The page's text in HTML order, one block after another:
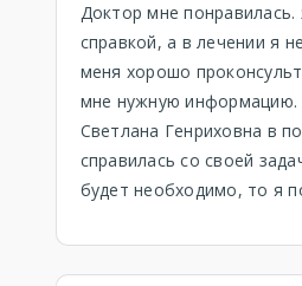
Доктор мне понравилась.
справкой, а в лечении я
меня хорошо
мне нужную информацию.
Светлана Генриховна в
справилась со своей
будет необходимо, то я